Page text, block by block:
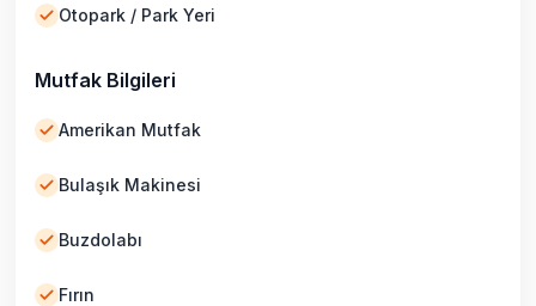
Otopark / Park Yeri
Mutfak Bilgileri
Amerikan Mutfak
Bulaşık Makinesi
Buzdolabı
Fırın